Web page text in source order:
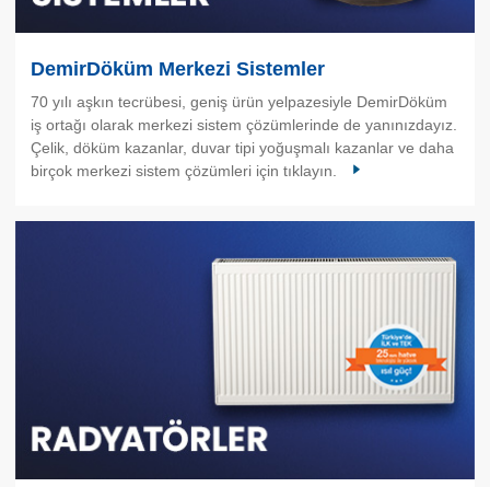
DemirDöküm Merkezi Sistemler
70 yılı aşkın tecrübesi, geniş ürün yelpazesiyle DemirDöküm
iş ortağı olarak merkezi sistem çözümlerinde de yanınızdayız.
Çelik, döküm kazanlar, duvar tipi yoğuşmalı kazanlar ve daha
birçok merkezi sistem çözümleri için tıklayın.